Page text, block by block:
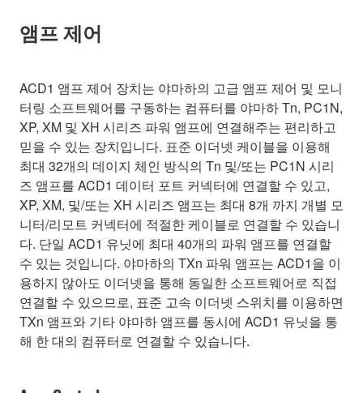
앰프 제어
ACD1 앰프 제어 장치는 야마하의 고급 앰프 제어 및 모니
터링 소프트웨어를 구동하는 컴퓨터를 야마하 Tn, PC1N,
XP, XM 및 XH 시리즈 파워 앰프에 연결해주는 편리하고
믿을 수 있는 장치입니다. 표준 이더넷 케이블을 이용해
최대 32개의 데이지 체인 방식의 Tn 및/또는 PC1N 시리
즈 앰프를 ACD1 데이터 포트 커넥터에 연결할 수 있고,
XP, XM, 및/또는 XH 시리즈 앰프는 최대 8개 까지 개별 모
니터/리모트 커넥터에 적절한 케이블로 연결할 수 있습니
다. 단일 ACD1 유닛에 최대 40개의 파워 앰프를 연결할
수 있는 것입니다. 야마하의 TXn 파워 앰프는 ACD1을 이
용하지 않아도 이더넷을 통해 동일한 소프트웨어로 직접
연결할 수 있으므로, 표준 고속 이더넷 스위치를 이용하면
TXn 앰프와 기타 야마하 앰프를 동시에 ACD1 유닛을 통
해 한 대의 컴퓨터로 연결할 수 있습니다.